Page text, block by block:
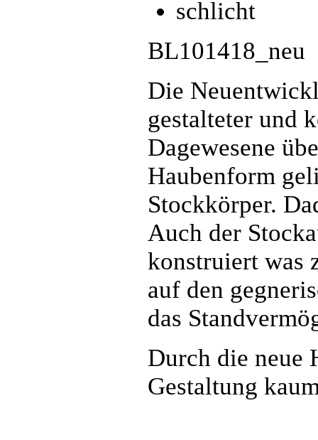
schlicht
BL101418_neu
Die
gestalteter und
Dagewesene
Haubenform
Stockkörper.
Auch der
konstruiert was
auf den
das
Durch die neue
Gestaltung